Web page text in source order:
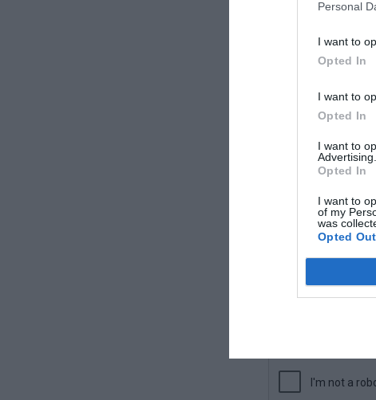
Personal
I want to
Opted In
I want to
Opted In
I want to
Advertising.
Opted In
I want to
of my
was
Opted Out
Ταχ. Κωδ.